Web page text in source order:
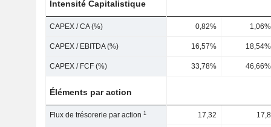
Intensité Capitalistique
CAPEX / CA (%) 0,82% 1,06%
CAPEX / EBITDA (%) 16,57% 18,54%
CAPEX / FCF (%) 33,78% 46,66%
Éléments par action
Flux de trésorerie par action1 17,32 17,8